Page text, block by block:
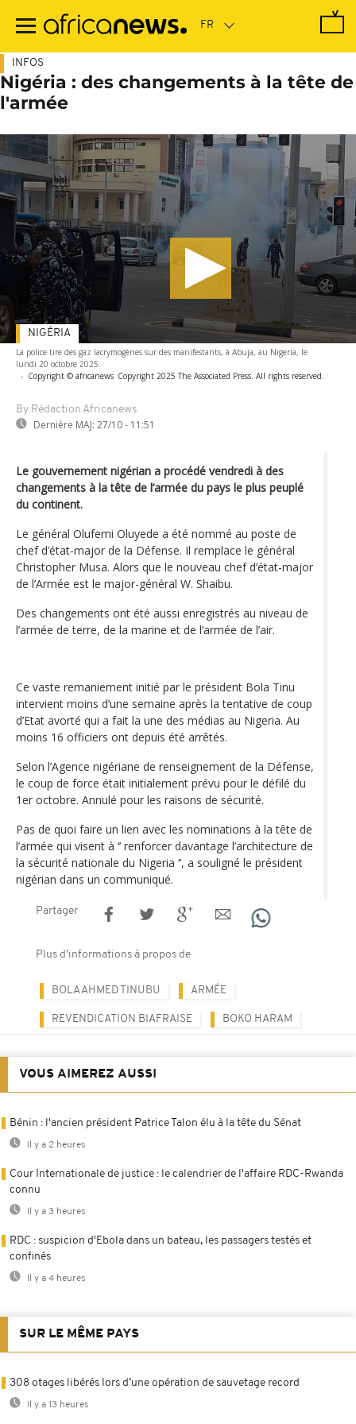
contenu
INFOS
Nigéria : des changements à la tête de
l'armée
La police tire des gaz lacrymogènes sur des manifestants, à Abuja, au Nigeria, le
lundi 20 octobre 2025.
- Copyright © africanews Copyright 2025 The Associated Press. All rights reserved.
By Rédaction Africanews
Dernière MAJ: 27/10 - 11:51
NIGÉRIA
Le gouvernement nigérian a procédé vendredi à des
changements à la tête de l’armée du pays le plus peuplé
du continent.
Le général Olufemi Oluyede a été nommé au poste de
chef d’état-major de la Défense. Il remplace le général
Christopher Musa. Alors que le nouveau chef d’état-major
de l’Armée est le major-général W. Shaibu.
Des changements ont été aussi enregistrés au niveau de
l’armée de terre, de la marine et de l’armée de l’air.
Ce vaste remaniement initié par le président Bola Tinu
intervient moins d’une semaine après la tentative de coup
d’Etat avorté qui a fait la une des médias au Nigeria. Au
moins 16 officiers ont depuis été arrêtés.
Selon l’Agence nigériane de renseignement de la Défense,
le coup de force était initialement prévu pour le défilé du
1er octobre. Annulé pour les raisons de sécurité.
Pas de quoi faire un lien avec les nominations à la tête de
l’armée qui visent à ‘’ renforcer davantage l’architecture de
la sécurité nationale du Nigeria ‘’, a souligné le président
nigérian dans un communiqué.
Partager
Plus d'informations à propos de
BOLA AHMED TINUBU ARMÉE
REVENDICATION BIAFRAISE BOKO HARAM
VOUS AIMEREZ AUSSI
Bénin : l'ancien président Patrice Talon élu à la tête du Sénat
Il y a 2 heures
Cour Internationale de justice : le calendrier de l'affaire RDC-Rwanda
connu
Il y a 3 heures
RDC : suspicion d'Ebola dans un bateau, les passagers testés et
confinés
Il y a 4 heures
SUR LE MÊME PAYS
308 otages libérés lors d’une opération de sauvetage record
Il y a 13 heures